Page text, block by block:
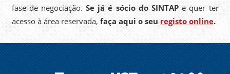
fase de negociação.Se já é sócio do SINTAPe quer ter
acesso à área reservada, faça aqui o seu registo online.